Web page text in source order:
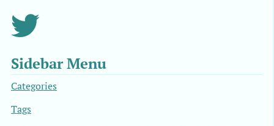
Sidebar Menu
Categories
Tags